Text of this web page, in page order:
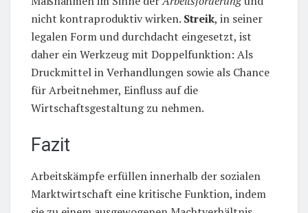
nicht kontraproduktiv wirken. Streik, in seiner
legalen Form und durchdacht eingesetzt, ist
daher ein Werkzeug mit Doppelfunktion: Als
Druckmittel in Verhandlungen sowie als Chance
für Arbeitnehmer, Einfluss auf die
Wirtschaftsgestaltung zu nehmen.
Fazit
Arbeitskämpfe erfüllen innerhalb der sozialen
Marktwirtschaft eine kritische Funktion, indem